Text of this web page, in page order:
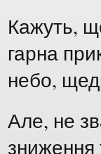
Кажуть,
гарна
небо,
Але, не
зниження